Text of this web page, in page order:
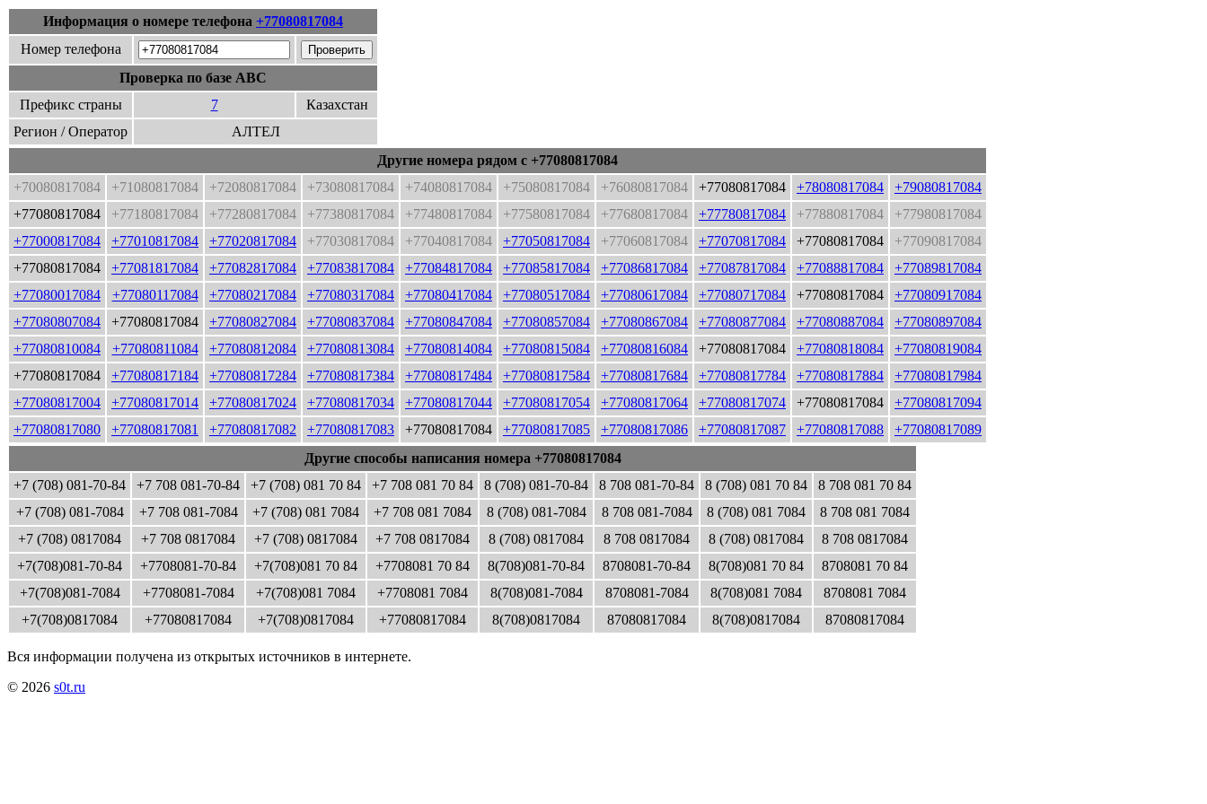
Информация о номере телефона +77080817084
Номер телефона
Проверка по базе ABC
Префикс страны
7
Казахстан
Регион / Оператор
АЛТЕЛ
Другие номера рядом с +77080817084
+70080817084
+71080817084 +72080817084 +73080817084 +74080817084 +75080817084 +76080817084 +77080817084 +78080817084
+79080817084
+77080817084
+77180817084 +77280817084 +77380817084 +77480817084 +77580817084 +77680817084 +77780817084 +77880817084
+77980817084
+77000817084
+77010817084 +77020817084 +77030817084 +77040817084 +77050817084 +77060817084 +77070817084 +77080817084
+77090817084
+77080817084
+77081817084 +77082817084 +77083817084 +77084817084 +77085817084 +77086817084 +77087817084 +77088817084
+77089817084
+77080017084
+77080117084 +77080217084 +77080317084 +77080417084 +77080517084 +77080617084 +77080717084 +77080817084
+77080917084
+77080807084
+77080817084 +77080827084 +77080837084 +77080847084 +77080857084 +77080867084 +77080877084 +77080887084
+77080897084
+77080810084
+77080811084 +77080812084 +77080813084 +77080814084 +77080815084 +77080816084 +77080817084 +77080818084
+77080819084
+77080817084
+77080817184 +77080817284 +77080817384 +77080817484 +77080817584 +77080817684 +77080817784 +77080817884
+77080817984
+77080817004
+77080817014 +77080817024 +77080817034 +77080817044 +77080817054 +77080817064 +77080817074 +77080817084
+77080817094
+77080817080
+77080817081 +77080817082 +77080817083 +77080817084 +77080817085 +77080817086 +77080817087 +77080817088
+77080817089
Другие способы написания номера +77080817084
+7 (708) 081-70-84
+7 708 081-70-84 +7 (708) 081 70 84 +7 708 081 70 84 8 (708) 081-70-84 8 708 081-70-84 8 (708) 081 70 84
8 708 081 70 84
+7 (708) 081-7084
+7 708 081-7084 +7 (708) 081 7084 +7 708 081 7084 8 (708) 081-7084 8 708 081-7084 8 (708) 081 7084
8 708 081 7084
+7 (708) 0817084
+7 708 0817084 +7 (708) 0817084 +7 708 0817084 8 (708) 0817084 8 708 0817084 8 (708) 0817084
8 708 0817084
+7(708)081-70-84
+7708081-70-84 +7(708)081 70 84 +7708081 70 84 8(708)081-70-84 8708081-70-84 8(708)081 70 84
8708081 70 84
+7(708)081-7084
+7708081-7084 +7(708)081 7084 +7708081 7084 8(708)081-7084 8708081-7084 8(708)081 7084
8708081 7084
+7(708)0817084
+77080817084 +7(708)0817084 +77080817084 8(708)0817084 87080817084 8(708)0817084 87080817084
Вся информации получена из открытых источников в интернете.
© 2026 s0t.ru